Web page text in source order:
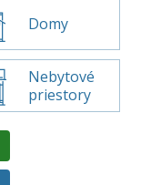
Domy
Nebytové
priestory